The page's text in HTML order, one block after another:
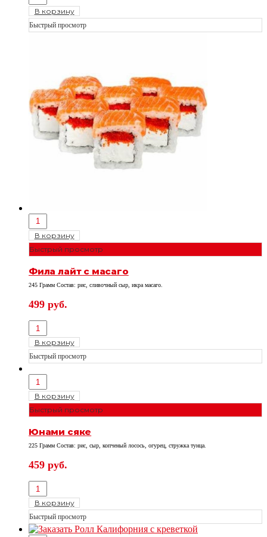
В корзину
Быстрый просмотр
В корзину
Быстрый просмотр
Фила лайт с масаго
245 Грамм Состав: рис, сливочный сыр, икра масаго.
499 руб.
В корзину
Быстрый просмотр
В корзину
Быстрый просмотр
Юнами сяке
225 Грамм Состав: рис, сыр, копченый лосось, огурец, стружка тунца.
459 руб.
В корзину
Быстрый просмотр